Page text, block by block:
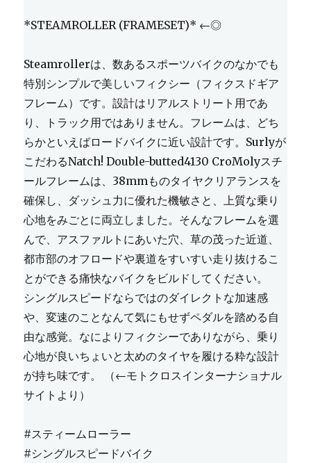
*STEAMROLLER (FRAMESET)* ←◎
Steamrollerは、数あるスポーツバイクのなかでも
特別シンプルで美しいフィクシー（フィクスドギア
フレーム）です。設計はリアルストリート用であ
り、トラック用ではありません。フレームは、どち
らかといえばロードバイクに近い設計です。Surlyが
こだわるNatch! Double-butted4130 CroMolyスチ
ールフレームは、38mmものタイヤクリアランスを
確保し、ダッシュ力に優れた機敏さと、上質な乗り
心地をみごとに両立しました。そんなフレームを選
んで、アスファルトにあいた穴、草の茂った近道、
都市部のオフロードや裏道をすいすい走り抜けるこ
とができる痛快なバイクをビルドしてください。
シングルスピードならではのダイレクトな加速感
や、変速のことなんて気にもせずペダルを踏める自
由な感覚。なによりフィクシーでありながら、乗り
心地が良いちょいと太めのタイヤを履ける粋な設計
が持ち味です。 （←モトクロスインターナショナル
サイトより）
#スティームローラー
#シングルスピードバイク